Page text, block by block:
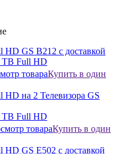
ТВ Full HD
товараКупить в один
ТВ Full HD
товараКупить в один